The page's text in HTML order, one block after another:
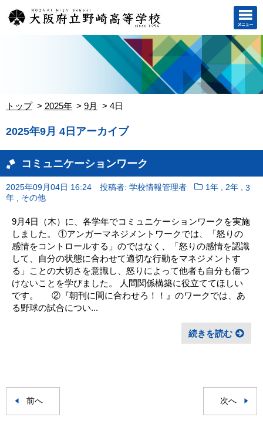
トップ 2025年 9月 4日
2025年9月 4日アーカイブ
コミュニケーションワーク
2025年09月04日 16:24 投稿者: 学校情報管理者 1年 2年 ,3
年
その他
9月4日（木）に、各学年でコミュニケーションワークを実施
しました。 ①アンガーマネジメントワークでは、「怒りの
感情をコントロールする」のではなく、「怒りの感情を認識
して、自分の状態に合わせて適切な行動をマネジメントす
る」ことの大切さを意識し、怒りによって他者も自分も傷つ
けないことを学びました。 人間関係構築に役立ててほしい
です。 ②『朝刊に間に合わせろ！！』のワークでは、あ
る野球の試合につい...
続きを読む
前へ 次へ